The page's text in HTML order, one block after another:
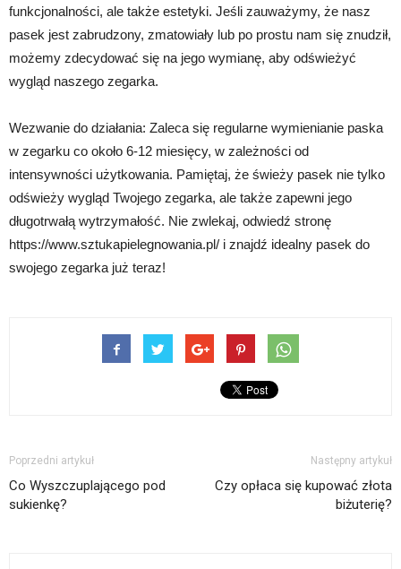
funkcjonalności, ale także estetyki. Jeśli zauważymy, że nasz
pasek jest zabrudzony, zmatowiały lub po prostu nam się znudził,
możemy zdecydować się na jego wymianę, aby odświeżyć
wygląd naszego zegarka.
Wezwanie do działania: Zaleca się regularne wymienianie paska
w zegarku co około 6-12 miesięcy, w zależności od
intensywności użytkowania. Pamiętaj, że świeży pasek nie tylko
odświeży wygląd Twojego zegarka, ale także zapewni jego
długotrwałą wytrzymałość. Nie zwlekaj, odwiedź stronę
https://www.sztukapielegnowania.pl/ i znajdź idealny pasek do
swojego zegarka już teraz!
Poprzedni artykuł
Co Wyszczuplającego pod
sukienkę?
Następny artykuł
Czy opłaca się kupować złota
biżuterię?